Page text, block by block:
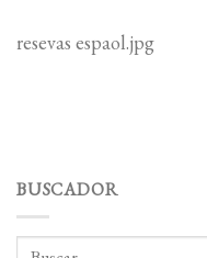
resevas espaol.jpg
BUSCADOR